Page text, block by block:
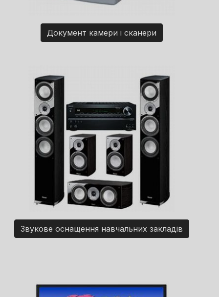
Документ камери і сканери
Звукове оснащення навчальних закладів